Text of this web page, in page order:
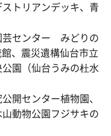
トリアンデッキ、青
芸センター みどりの
、震災遺構仙台市立
園（仙台うみの杜水
開センター植物園、
動物公園フジサキの